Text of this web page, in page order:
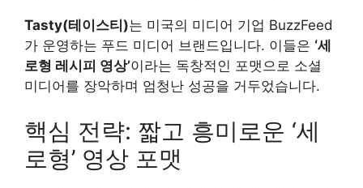
Tasty(테이스티)는 미국의 미디어 기업 BuzzFeed
가 운영하는 푸드 미디어 브랜드입니다. 이들은 ‘세
로형 레시피 영상’이라는 독창적인 포맷으로 소셜
미디어를 장악하며 엄청난 성공을 거두었습니다.
핵심 전략: 짧고 흥미로운 ‘세
로형’ 영상 포맷